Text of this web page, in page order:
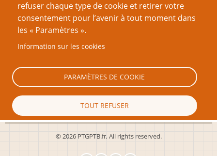
refuser chaque type de cookie et retirer votre
consentement pour l’avenir à tout moment dans
les « Paramètres ».
Information sur les cookies
PARAMÈTRES DE COOKIE
TOUT REFUSER
TOUT ACCEPTER
Dossier Mausritter
Manifeste pour la table ouverte 2 : De quoi une table
Manifeste pour la table ouverte partie 1
Le Sophisme de la campagne
© 2026 PTGPTB.fr, All rights reserved.